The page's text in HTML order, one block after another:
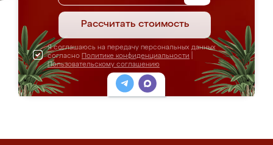
Рассчитать стоимость
Я соглашаюсь на передачу персональных данных
согласно Политике конфиденциальности
Пользовательскому соглашению